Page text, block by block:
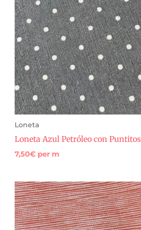
Loneta
Loneta Azul Petróleo con Puntitos
7,50€ per m